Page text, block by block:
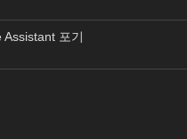
포기